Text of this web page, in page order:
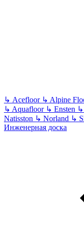
↳ Acefloor ↳ Alpine
↳ Aquafloor ↳ Ensten ↳
Natisston ↳ Norland ↳
Инженерная доска